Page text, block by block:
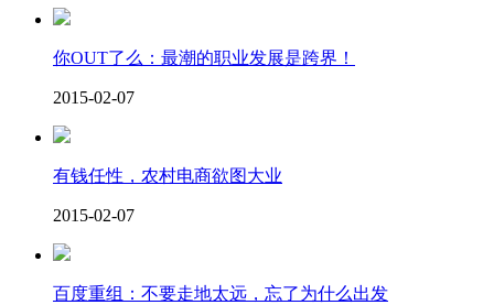
你OUT了么：最潮的职业发展是跨界！
2015-02-07
有钱任性，农村电商欲图大业
2015-02-07
百度重组：不要走地太远，忘了为什么出发